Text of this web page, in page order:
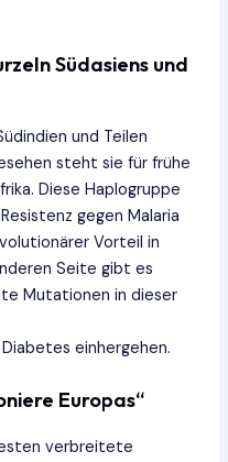
Südasiens und
und Teilen
steht sie für frühe
Diese Haplogruppe
gegen Malaria
Vorteil in
Seite gibt es
Mutationen in dieser
einhergehen.
Europas“
verbreitete